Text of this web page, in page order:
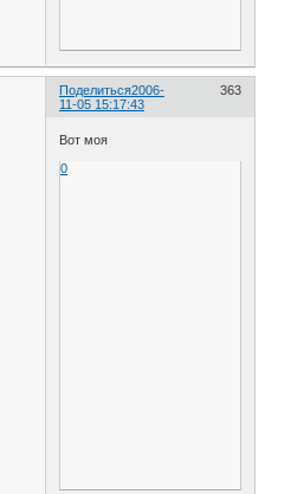
Поделиться 363
2006-
11-05 15:17:43
Вот моя
0